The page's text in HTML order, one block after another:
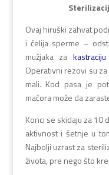
Ovaj hiruški zahvat
i ćelija sperme –
mužjaka za kastraciju
Operativni rezovi su
mali. Kod pasa je
mačora može da
Konci se skidaju za 10
aktivnost i šetnje u
Najbolji uzrast za
života, pre nego što